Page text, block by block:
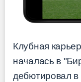
Клубная
началась в
дебютировал в